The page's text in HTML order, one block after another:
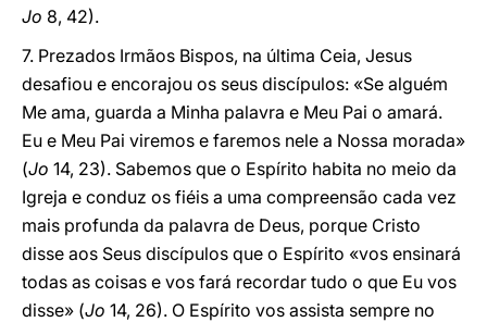
Jo 8, 42).
7. Prezados Irmãos Bispos, na última Ceia, Jesus
desafiou e encorajou os seus discípulos: «Se alguém
Me ama, guarda a Minha palavra e Meu Pai o amará.
Eu e Meu Pai viremos e faremos nele a Nossa morada»
(Jo 14, 23). Sabemos que o Espírito habita no meio da
Igreja e conduz os fiéis a uma compreensão cada vez
mais profunda da palavra de Deus, porque Cristo
disse aos Seus discípulos que o Espírito «vos ensinará
todas as coisas e vos fará recordar tudo o que Eu vos
disse» (Jo 14, 26). O Espírito vos assista sempre no